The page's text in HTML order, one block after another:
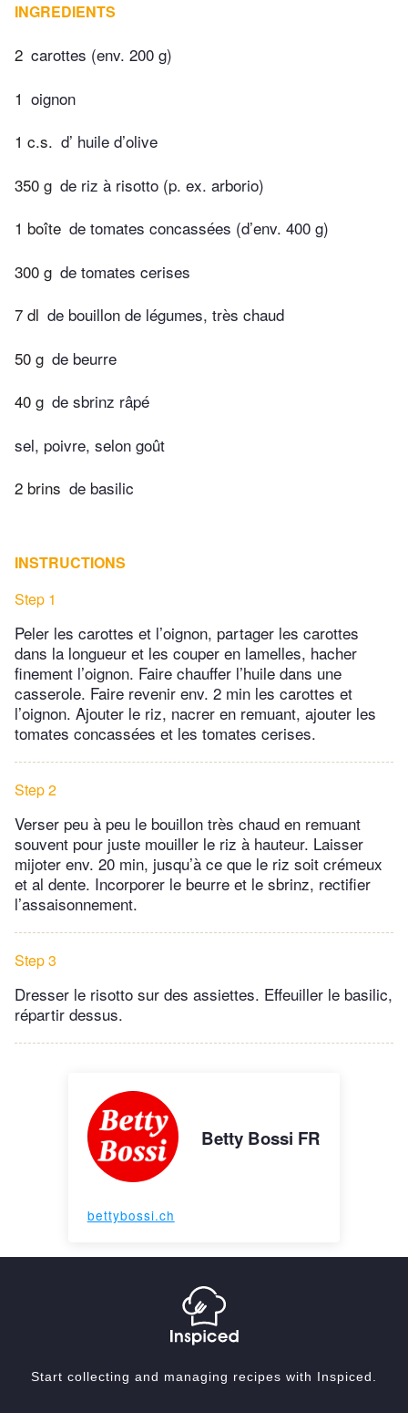
INGREDIENTS
2 carottes (env. 200 g)
1 oignon
1 c.s. d’ huile d’olive
350 g de riz à risotto (p. ex. arborio)
1 boîte de tomates concassées (d’env. 400 g)
300 g de tomates cerises
7 dl de bouillon de légumes, très chaud
50 g de beurre
40 g de sbrinz râpé
sel, poivre, selon goût
2 brins de basilic
INSTRUCTIONS
Step 1
Peler les carottes et l’oignon, partager les carottes
dans la longueur et les couper en lamelles, hacher
finement l’oignon. Faire chauffer l’huile dans une
casserole. Faire revenir env. 2 min les carottes et
l’oignon. Ajouter le riz, nacrer en remuant, ajouter les
tomates concassées et les tomates cerises.
Step 2
Verser peu à peu le bouillon très chaud en remuant
souvent pour juste mouiller le riz à hauteur. Laisser
mijoter env. 20 min, jusqu’à ce que le riz soit crémeux
et al dente. Incorporer le beurre et le sbrinz, rectifier
l’assaisonnement.
Step 3
Dresser le risotto sur des assiettes. Effeuiller le basilic,
répartir dessus.
Betty Bossi FR
bettybossi.ch
Start collecting and managing recipes with Inspiced.